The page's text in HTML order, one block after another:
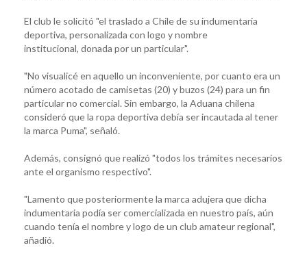
El club le solicitó "el traslado a Chile de su indumentaria
deportiva, personalizada con logo y nombre
institucional, donada por un particular".
"No visualicé en aquello un inconveniente, por cuanto era un
número acotado de camisetas (20) y buzos (24) para un fin
particular no comercial. Sin embargo, la Aduana chilena
consideró que la ropa deportiva debía ser incautada al tener
la marca Puma", señaló.
Además, consignó que realizó "todos los trámites necesarios
ante el organismo respectivo".
"Lamento que posteriormente la marca adujera que dicha
indumentaria podía ser comercializada en nuestro país, aún
cuando tenía el nombre y logo de un club amateur regional",
añadió.